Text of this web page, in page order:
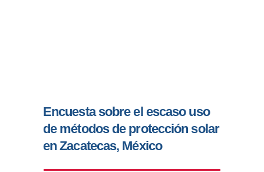
Encuesta sobre el escaso uso
de métodos de protección solar
en Zacatecas, México